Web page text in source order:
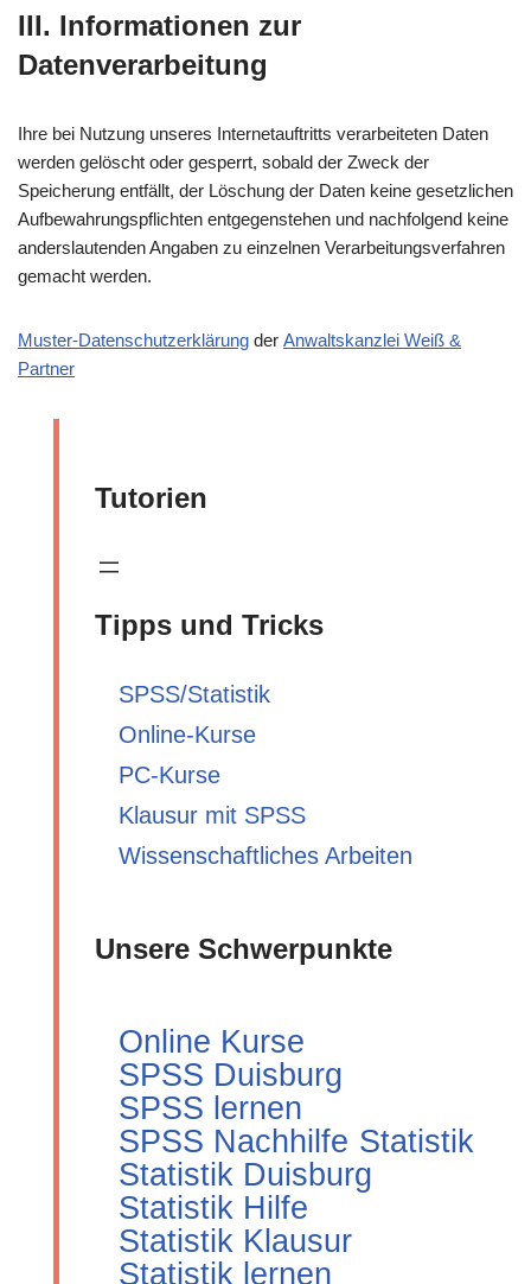
III. Informationen zur
Datenverarbeitung
Ihre bei Nutzung unseres Internetauftritts verarbeiteten Daten
werden gelöscht oder gesperrt, sobald der Zweck der
Speicherung entfällt, der Löschung der Daten keine gesetzlichen
Aufbewahrungspflichten entgegenstehen und nachfolgend keine
anderslautenden Angaben zu einzelnen Verarbeitungsverfahren
gemacht werden.
Muster-Datenschutzerklärung der Anwaltskanzlei Weiß &
Partner
Tutorien
Tipps und Tricks
SPSS/Statistik
Online-Kurse
PC-Kurse
Klausur mit SPSS
Wissenschaftliches Arbeiten
Unsere Schwerpunkte
Online Kurse
SPSS Duisburg
SPSS lernen
SPSS Nachhilfe Statistik
Statistik Duisburg
Statistik Hilfe
Statistik Klausur
Statistik lernen